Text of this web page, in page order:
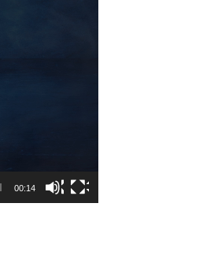
00:14